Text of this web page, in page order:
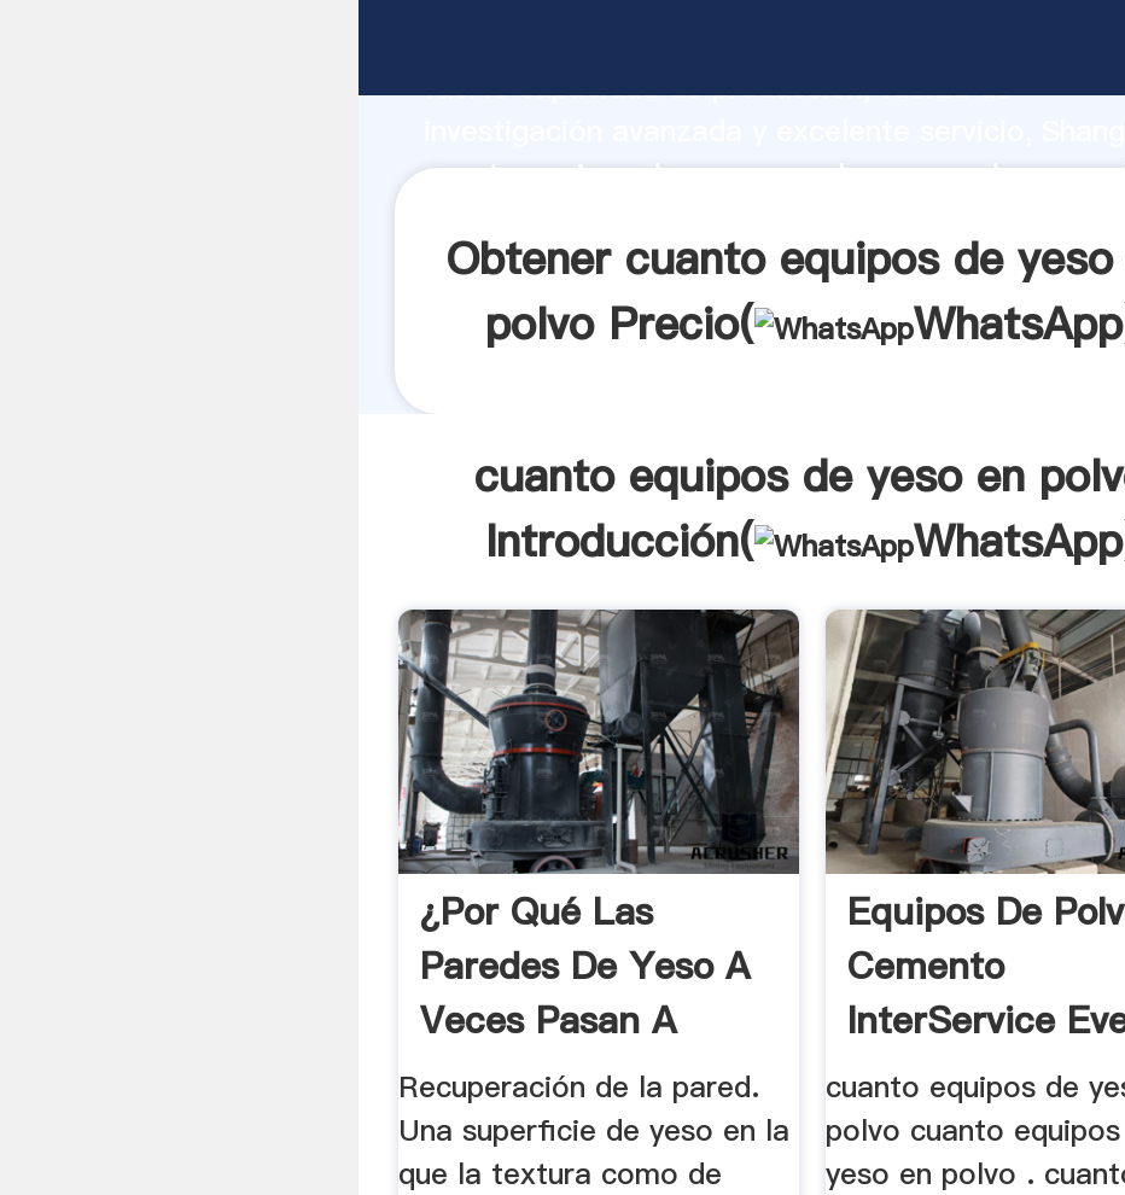
fuerte capacidad de producción, fuerza de
cuanto equipos de yeso en polvo proveedor crea
Obtener cuanto equipos de yeso
polvo Precio(
WhatsApp
cuanto equipos de yeso en
Introducción(
WhatsApp
¿Por Qué Las
Paredes De Yeso A
Veces Pasan A
Tener Una ...
Recuperación de la pared.
Una superficie de yeso en la
que la textura como de
Equipos De
Cemento
InterService
...
cuanto equipos de
polvo cuanto
yeso en polvo .